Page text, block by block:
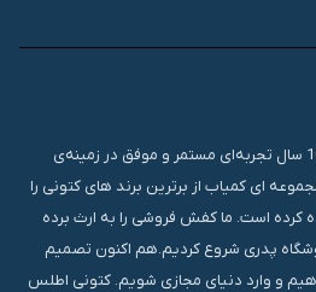
تنظیماتکتونی اطلس با بیش از 10 سال تجربه‌ای مستمر و موفق در زمینه‌ی
ای کمیاب از برترین برند های کتونی را
کرده است. ما کفش فروشی را به ارث برده
پدری شروع کردیم.هم اکنون تصمیم
و وارد دنیای مجازی شویم. کتونی اطلس